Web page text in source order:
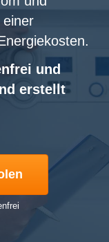
und
erstellt